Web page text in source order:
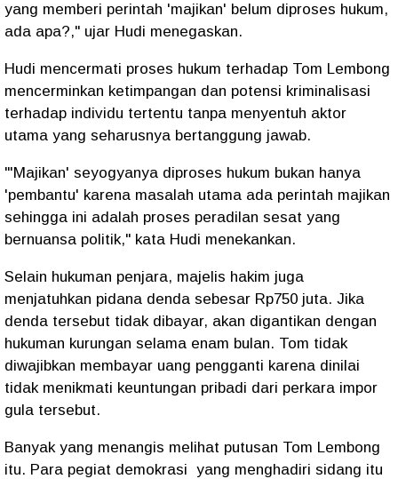
yang memberi perintah 'majikan' belum diproses hukum,
ada apa?," ujar Hudi menegaskan.
Hudi mencermati proses hukum terhadap Tom Lembong
mencerminkan ketimpangan dan potensi kriminalisasi
terhadap individu tertentu tanpa menyentuh aktor
utama yang seharusnya bertanggung jawab.
"'Majikan' seyogyanya diproses hukum bukan hanya
'pembantu' karena masalah utama ada perintah majikan
sehingga ini adalah proses peradilan sesat yang
bernuansa politik," kata Hudi menekankan.
Selain hukuman penjara, majelis hakim juga
menjatuhkan pidana denda sebesar Rp750 juta. Jika
denda tersebut tidak dibayar, akan digantikan dengan
hukuman kurungan selama enam bulan. Tom tidak
diwajibkan membayar uang pengganti karena dinilai
tidak menikmati keuntungan pribadi dari perkara impor
gula tersebut.
Banyak yang menangis melihat putusan Tom Lembong
itu. Para pegiat demokrasi yang menghadiri sidang itu